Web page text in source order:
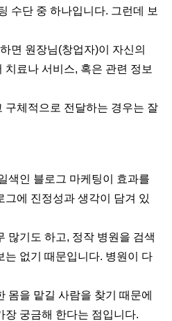
수단 중 하나입니다. 그런데 보
면 원장님(창업자)이 자신의
료나 서비스, 혹은 관련 정보
구체적으로 전달하는 경우는 잘
색인 블로그 마케팅이 효과를
그에 진정성과 생각이 담겨 있
많기도 하고, 정작 병원을 검색
는 없기 때문입니다. 병원이 다
몸을 맡길 사람을 찾기 때문에
장 궁금해 한다는 점입니다.